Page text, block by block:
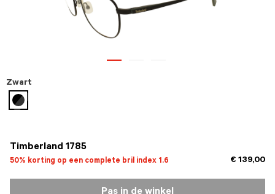
Timberland 1785
50% korting op een complete bril index 1.6 € 139,00
Zwart
geselecteerd